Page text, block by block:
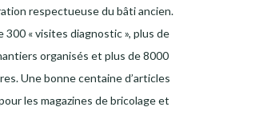
respectueuse du bâti ancien.
300 « visites diagnostic », plus de
organisés et plus de 8000
Une bonne centaine d’articles
les magazines de bricolage et